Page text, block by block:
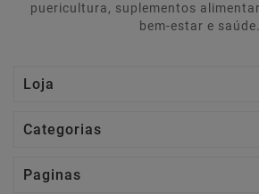
puericultura, suplementos
bem-estar e saúde.
Loja
Categorias
Paginas